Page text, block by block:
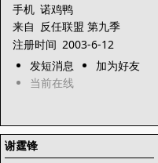
手机 诺鸡鸭
来自 反任联盟 第九季
注册时间 2003-6-12
发短消息
加为好友
当前在线
谢霆锋